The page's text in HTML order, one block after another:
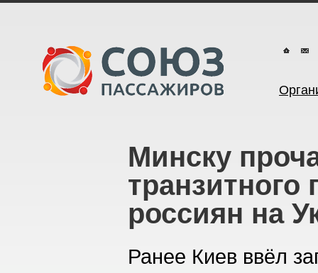
Минску
транзитного
россиян на
Ранее Киев ввёл